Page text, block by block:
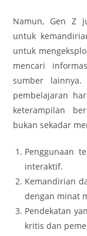
Namun, Gen Z
untuk
untuk
mencari
sumber
pembelajaran
keterampilan
bukan sekadar
Penggunaan
interaktif.
Kemandirian
dengan minat
Pendekatan
kritis dan